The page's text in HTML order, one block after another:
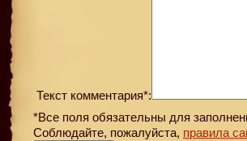
Текст комментария*:
*Все поля обязательны для
Соблюдайте, пожалуйста, правила